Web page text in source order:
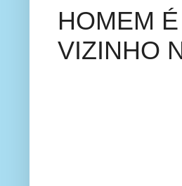
HOMEM
VIZINHO